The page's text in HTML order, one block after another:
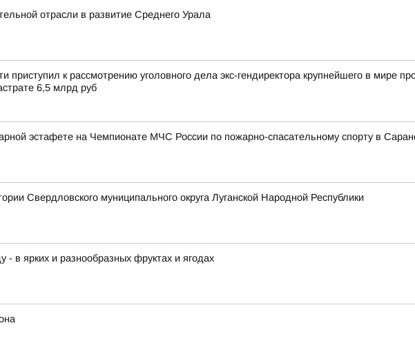
отрасли в развитие Среднего Урала
приступил к рассмотрению уголовного дела экс-гендиректора крупнейшего в
6,5 млрд руб
эстафете на Чемпионате МЧС России по пожарно-спасательному спорту в
Свердловского муниципального округа Луганской Народной Республики
- в ярких и разнообразных фруктах и ягодах